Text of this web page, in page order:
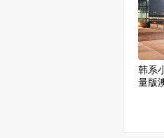
韩系
量版